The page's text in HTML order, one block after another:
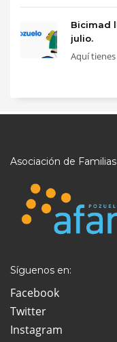
Bicimad
julio.
Aquí
Asociación de
Síguenos en:
Facebook
Twitter
Instagram